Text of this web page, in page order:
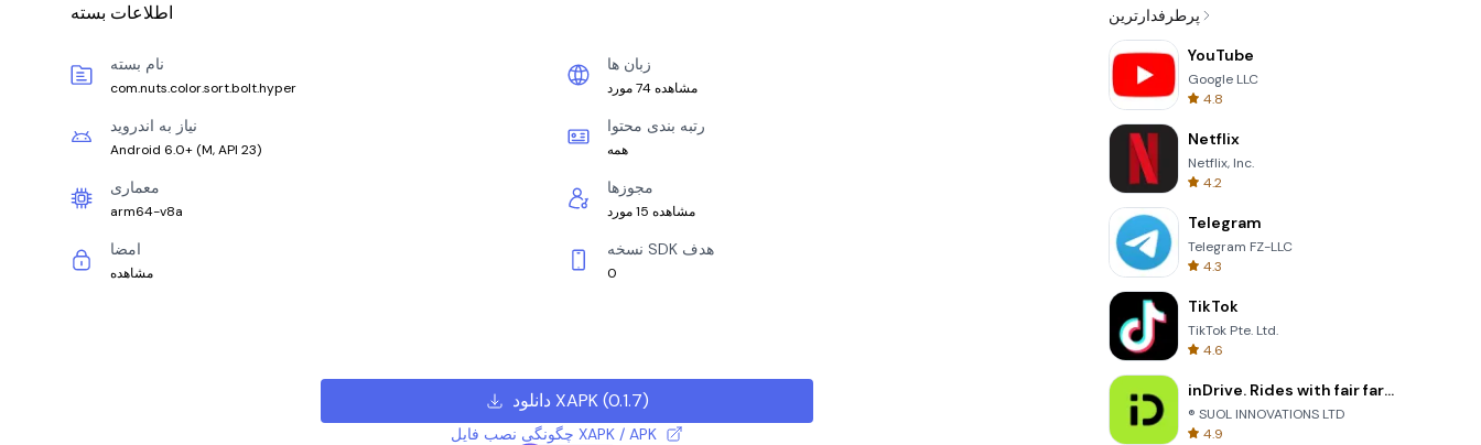
اطلاعات بسته
نام بسته
com.nuts.color.sort.bolt.hyper
زبان ها
مشاهده 74 مورد
نیاز به اندروید
Android 6.0+ (M, API 23)
رتبه بندی محتوا
همه
معماری
arm64-v8a
مجوزها
مشاهده 15 مورد
امضا
مشاهده
نسخه SDK هدف
0
دانلود XAPK(0.1.7)
چگونگی نصب فایل XAPK / APK
پرطرفدارترین
YouTube
Google LLC
4.8
Netflix
Netflix, Inc.
4.2
Telegram
Telegram FZ-LLC
4.3
TikTok
TikTok Pte. Ltd.
4.6
inDrive. Rides with fair fares
® SUOL INNOVATIONS LTD
4.9